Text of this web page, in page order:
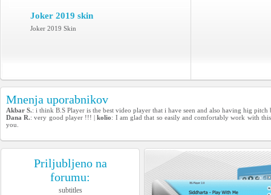
Joker 2019 skin
Joker 2019 Skin
Mnenja uporabnikov
Akbar S.: i think B.S Player is the best video player that i have seen and also having hig pitch
Dana R.: very good player !!! |kolio: I am glad that so easily and comfortably work with
you.
Priljubljeno na
forumu:
subtitles